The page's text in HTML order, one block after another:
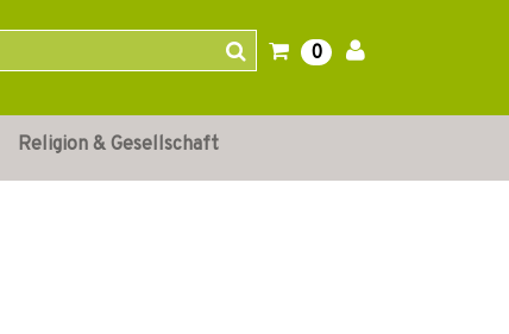
0
Religion & Gesellschaft